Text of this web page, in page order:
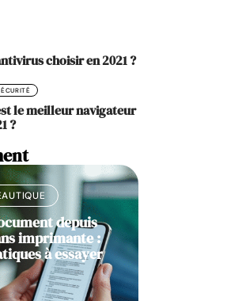
choisir en 2021 ?
le meilleur navigateur
?
depuis
imprimante :
à essayer